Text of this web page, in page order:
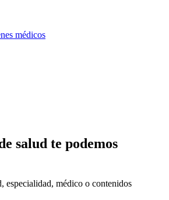
médicos
salud te podemos
especialidad, médico o contenidos